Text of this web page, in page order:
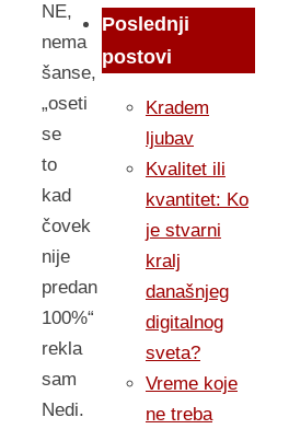
NE,
nema
šanse,
„oseti
se
to
kad
čovek
nije
predan
100%“
rekla
sam
Nedi.
Poslednji
postovi
Kradem
ljubav
Kvalitet ili
kvantitet: Ko
je stvarni
kralj
današnjeg
digitalnog
sveta?
Vreme koje
ne treba